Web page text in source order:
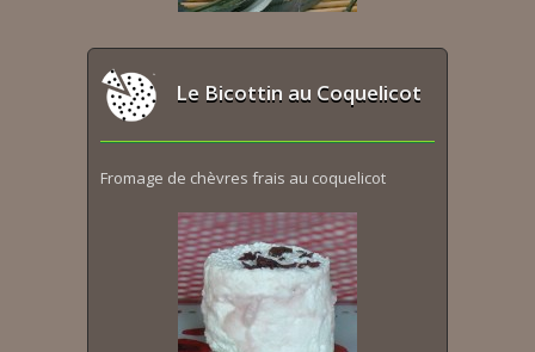
Le Bicottin au Coquelicot
Fromage de chèvres frais au coquelicot